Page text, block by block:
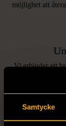
Samtycke
möjlighet att
Vi erbjuder ett
till böcker och
unika och
Hitta